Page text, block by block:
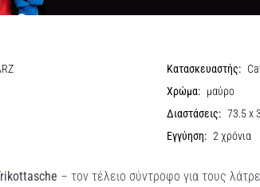
Κατασκευαστής:
Χρώμα: μαύρο
Διαστάσεις: 73.5 x
Εγγύηση: 2 χρόνια
– τον τέλειο σύντροφο για τους